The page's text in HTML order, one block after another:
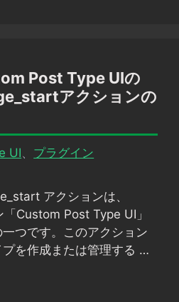
Post Type UIの
アクションの
UI プラグイン
アクションは、
Custom Post Type UI」
つです。このアクション
を作成または管理する …